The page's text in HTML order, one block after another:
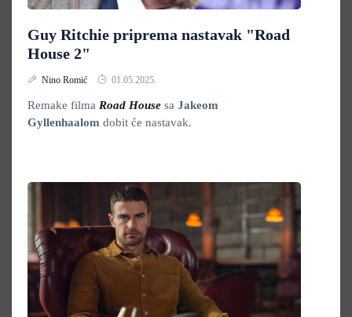
Guy Ritchie priprema nastavak "Road
House 2"
Nino Romić 01.05.2025.
Remake filma Road House sa Jakeom
Gyllenhaalom dobit će nastavak.